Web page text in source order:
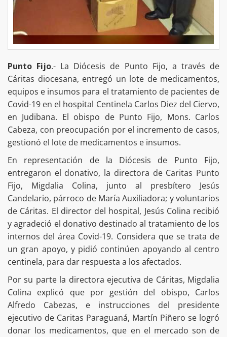
Punto Fijo.- La Diócesis de Punto Fijo, a través de
Cáritas diocesana, entregó un lote de medicamentos,
equipos e insumos para el tratamiento de pacientes de
Covid-19 en el hospital Centinela Carlos Diez del Ciervo,
en Judibana. El obispo de Punto Fijo, Mons. Carlos
Cabeza, con preocupación por el incremento de casos,
gestionó el lote de medicamentos e insumos.
En representación de la Diócesis de Punto Fijo,
entregaron el donativo, la directora de Caritas Punto
Fijo, Migdalia Colina, junto al presbítero Jesús
Candelario, párroco de María Auxiliadora; y voluntarios
de Cáritas. El director del hospital, Jesús Colina recibió
y agradeció el donativo destinado al tratamiento de los
internos del área Covid-19. Considera que se trata de
un gran apoyo, y pidió continúen apoyando al centro
centinela, para dar respuesta a los afectados.
Por su parte la directora ejecutiva de Cáritas, Migdalia
Colina explicó que por gestión del obispo, Carlos
Alfredo Cabezas, e instrucciones del presidente
ejecutivo de Caritas Paraguaná, Martín Piñero se logró
donar los medicamentos, que en el mercado son de